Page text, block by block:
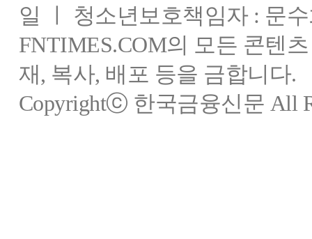
일 ㅣ 청소년보호책임자 : 문
FNTIMES.COM의 모든 콘텐
재, 복사, 배포 등을 금합니다.
Copyrightⓒ 한국금융신문 All